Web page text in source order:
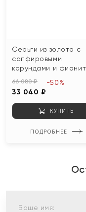
Серьги из золота с
сапфировыми
корундами и
66 080 ₽
33 040 ₽
-50%
КУПИТЬ
ПОДРОБНЕЕ
Ваше имя: